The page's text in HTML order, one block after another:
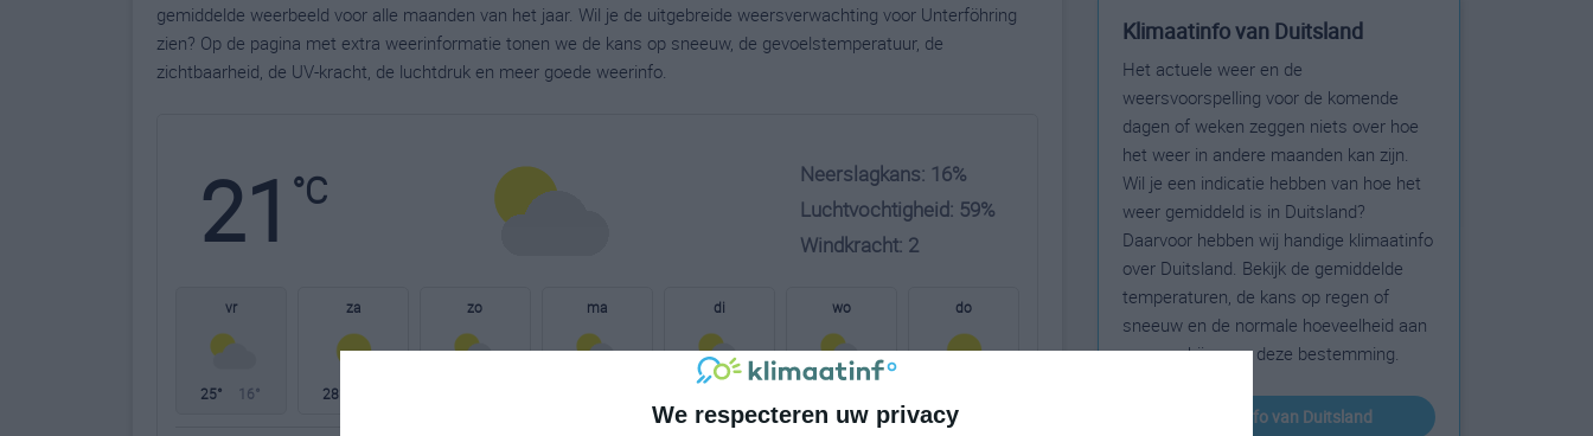
We respecteren uw privacy
gemiddelde weerbeeld voor alle maanden van het jaar. Wil je de uitgebreide weersverwachting voor Unterföhring
zien? Op de pagina met extra weerinformatie tonen we de kans op sneeuw, de gevoelstemperatuur, de
zichtbaarheid, de UV-kracht, de luchtdruk en meer goede weerinfo.
21 °C
Neerslagkans: 16%
Luchtvochtigheid: 59%
Windkracht: 2
vr
25° 16°
za
28°
zo ma di wo do
Klimaatinfo van Duitsland
Het actuele weer en de
weersvoorspelling voor de komende
dagen of weken zeggen niets over hoe
het weer in andere maanden kan zijn.
Wil je een indicatie hebben van hoe het
weer gemiddeld is in Duitsland?
Daarvoor hebben wij handige klimaatinfo
over Duitsland. Bekijk de gemiddelde
temperaturen, de kans op regen of
sneeuw en de normale hoeveelheid aan
zonneschijn voor deze bestemming.
klimaatinfo van Duitsland